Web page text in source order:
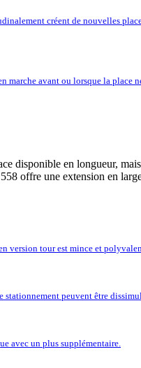
créent de nouvelles
avant ou lorsque la place
disponible en longueur,
offre une extension en
version tour est mince et
peuvent être
avec un plus supplémentaire.